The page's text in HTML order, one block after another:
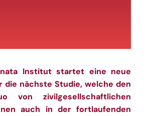
Institutstartet eine neue
die nächste Studie, welche den
von zivilgesellschaftlichen
auch in der fortlaufenden